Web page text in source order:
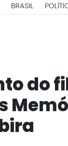
BRASIL
do